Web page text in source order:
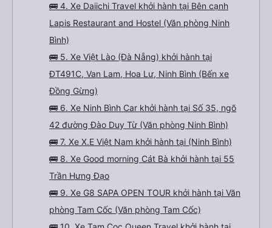
🚌 4. Xe Daiichi Travel khởi hành tại Bên cạnh
Lapis Restaurant and Hostel (Văn phòng Ninh
Bình)
🚌 5. Xe Việt Lào (Đà Nẵng) khởi hành tại
ĐT491C, Van Lam, Hoa Lư, Ninh Bình (Bến xe
Đồng Gừng)
🚌 6. Xe Ninh Bình Car khởi hành tại Số 35, ngõ
42 đường Đào Duy Từ (Văn phòng Ninh Bình)
🚌 7. Xe X.E Việt Nam khởi hành tại (Ninh Bình)
🚌 8. Xe Good morning Cát Bà khởi hành tại 55
Trần Hưng Đạo
🚌 9. Xe G8 SAPA OPEN TOUR khởi hành tại Văn
phòng Tam Cốc (Văn phòng Tam Cốc)